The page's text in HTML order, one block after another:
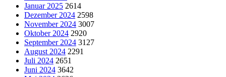
Januar 2025 2614
Dezember 2024 2598
November 2024 3007
Oktober 2024 2920
September 2024 3127
August 2024 2291
Juli 2024 2651
Juni 2024 3642